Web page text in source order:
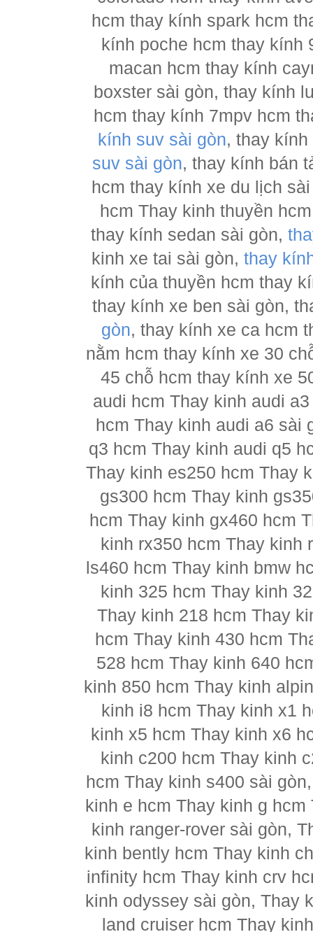
hcm thay kính spark hcm
kính poche hcm thay kính
macan hcm thay kính
boxster sài gòn, thay kính
hcm thay kính 7mpv hcm
kính suv sài gòn, thay
suv sài gòn, thay kính bán
hcm thay kính xe du lịch
hcm Thay kinh thuyền
thay kính sedan sài gòn,
kinh xe tai sài gòn, thay
kính của thuyền hcm thay
thay kính xe ben sài gòn,
gòn, thay kính xe ca hcm
nằm hcm thay kính xe 30
45 chỗ hcm thay kính xe
audi hcm Thay kinh audi
hcm Thay kinh audi a6 sài
q3 hcm Thay kinh audi q5
Thay kinh es250 hcm Thay
gs300 hcm Thay kinh
hcm Thay kinh gx460 hcm
kinh rx350 hcm Thay kinh
ls460 hcm Thay kinh bmw
kinh 325 hcm Thay kinh
Thay kinh 218 hcm Thay
hcm Thay kinh 430 hcm
528 hcm Thay kinh 640
kinh 850 hcm Thay kinh
kinh i8 hcm Thay kinh x1
kinh x5 hcm Thay kinh x6
kinh c200 hcm Thay kinh
hcm Thay kinh s400 sài
kinh e hcm Thay kinh g
kinh ranger-rover sài gòn,
kinh bently hcm Thay kinh
infinity hcm Thay kinh crv
kinh odyssey sài gòn, Thay
land cruiser hcm Thay